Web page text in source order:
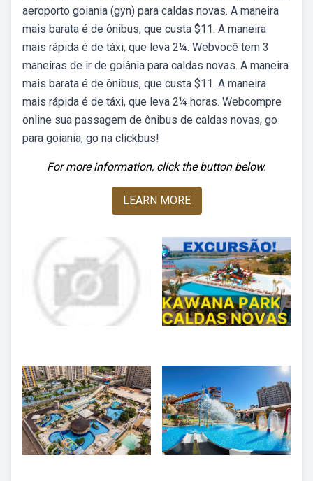
aeroporto goiania (gyn) para caldas novas. A maneira
mais barata é de ônibus, que custa $11. A maneira
mais rápida é de táxi, que leva 2¼. Webvocê tem 3
maneiras de ir de goiânia para caldas novas. A maneira
mais barata é de ônibus, que custa $11. A maneira
mais rápida é de táxi, que leva 2¼ horas. Webcompre
online sua passagem de ônibus de caldas novas, go
para goiania, go na clickbus!
For more information, click the button below.
LEARN MORE